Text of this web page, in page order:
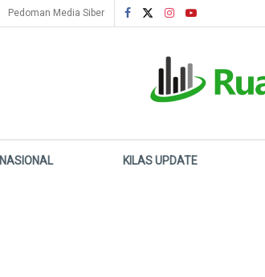
Pedoman Media Siber
NASIONAL KILAS UPDATE